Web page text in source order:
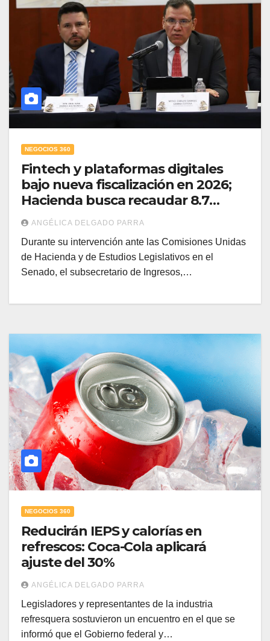
NEGOCIOS 360
Fintech y plataformas digitales
bajo nueva fiscalización en 2026;
Hacienda busca recaudar 8.7
billones sin subir impuestos
ANGÉLICA DELGADO PARRA
Durante su intervención ante las Comisiones Unidas
de Hacienda y de Estudios Legislativos en el
Senado, el subsecretario de Ingresos,…
NEGOCIOS 360
Reducirán IEPS y calorías en
refrescos: Coca-Cola aplicará
ajuste del 30%
ANGÉLICA DELGADO PARRA
Legisladores y representantes de la industria
refresquera sostuvieron un encuentro en el que se
informó que el Gobierno federal y…